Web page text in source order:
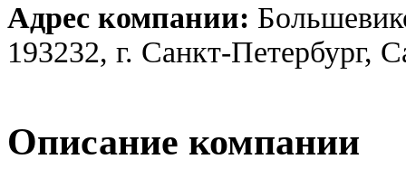
Адрес компании:
193232, г. Санкт-Петербург,
Описание компании